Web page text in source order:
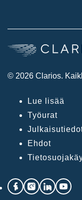
© 2026 Clarios.
Lue lisää
Työurat
Ehdot